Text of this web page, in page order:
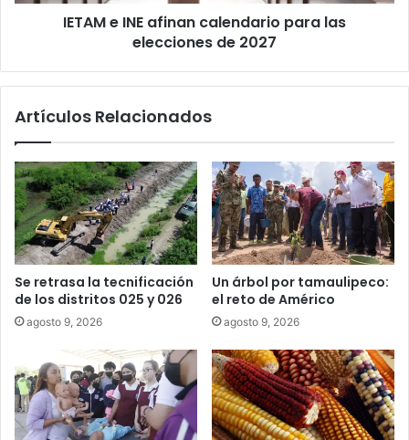
IETAM e INE afinan calendario para las
elecciones de 2027
Artículos Relacionados
Se retrasa la tecnificación
de los distritos 025 y 026
agosto 9, 2026
Un árbol por tamaulipeco:
el reto de Américo
agosto 9, 2026